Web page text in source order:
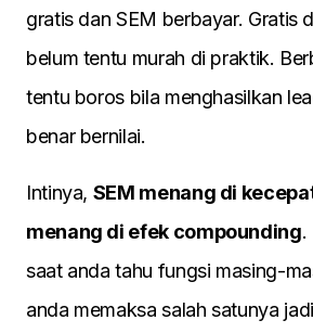
gratis dan SEM berbayar. Gratis
belum tentu murah di praktik.
tentu boros bila menghasilkan
benar bernilai.
Intinya, SEM menang di
menang di efek compounding.
saat anda tahu fungsi masing-
anda memaksa salah satunya